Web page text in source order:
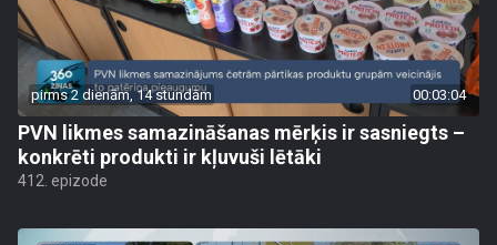
pirms 2 dienām, 14 stundām 00:03:04
PVN likmes samazināšanas mērķis ir sasniegts –
konkrēti produkti ir kļuvuši lētāki
412. epizode